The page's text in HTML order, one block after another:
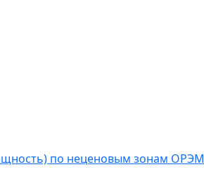
по неценовым зонам ОРЭМ